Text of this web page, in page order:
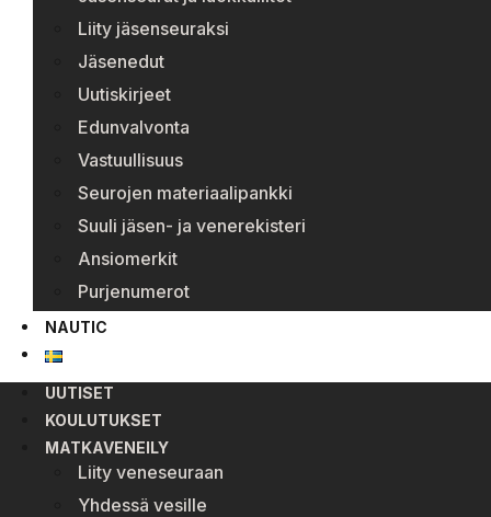
Liity jäsenseuraksi
Jäsenedut
Uutiskirjeet
Edunvalvonta
Vastuullisuus
Seurojen materiaalipankki
Suuli jäsen- ja venerekisteri
Ansiomerkit
Purjenumerot
NAUTIC
UUTISET
KOULUTUKSET
MATKAVENEILY
Liity veneseuraan
Yhdessä vesille